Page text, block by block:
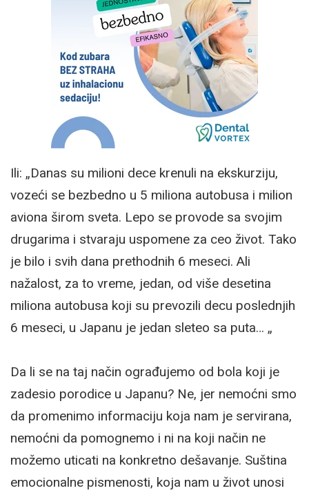
Ili: „Danas su milioni dece krenuli na ekskurziju,
vozeći se bezbedno u 5 miliona autobusa i milion
aviona širom sveta. Lepo se provode sa svojim
drugarima i stvaraju uspomene za ceo život. Tako
je bilo i svih dana prethodnih 6 meseci. Ali
nažalost, za to vreme, jedan, od više desetina
miliona autobusa koji su prevozili decu poslednjih
6 meseci, u Japanu je jedan sleteo sa puta… „
Da li se na taj način ograđujemo od bola koji je
zadesio porodice u Japanu? Ne, jer nemoćni smo
da promenimo informaciju koja nam je servirana,
nemoćni da pomognemo i ni na koji način ne
možemo uticati na konkretno dešavanje. Suština
emocionalne pismenosti, koja nam u život unosi